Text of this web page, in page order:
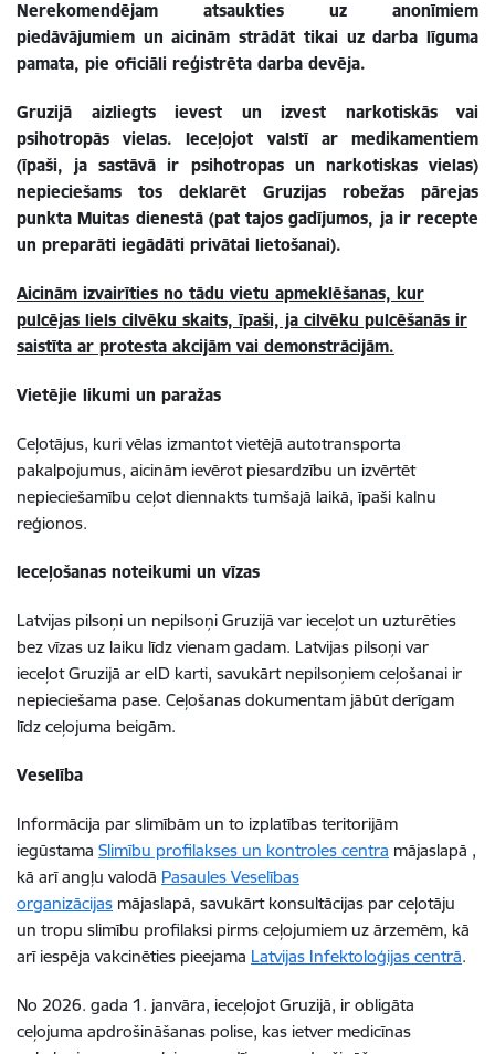
Nerekomendējam atsaukties uz anonīmiem
piedāvājumiem un aicinām strādāt tikai uz darba līguma
pamata, pie oficiāli reģistrēta darba devēja.
Gruzijā aizliegts ievest un izvest narkotiskās vai
psihotropās vielas. Ieceļojot valstī ar medikamentiem
(īpaši, ja sastāvā ir psihotropas un narkotiskas vielas)
nepieciešams tos deklarēt Gruzijas robežas pārejas
punkta Muitas dienestā (pat tajos gadījumos, ja ir recepte
un preparāti iegādāti privātai lietošanai).
Aicinām izvairīties no tādu vietu apmeklēšanas, kur
pulcējas liels cilvēku skaits, īpaši, ja cilvēku pulcēšanās ir
saistīta ar protesta akcijām vai demonstrācijām.
Vietējie likumi un paražas
Ceļotājus, kuri vēlas izmantot vietējā autotransporta
pakalpojumus, aicinām ievērot piesardzību un izvērtēt
nepieciešamību ceļot diennakts tumšajā laikā, īpaši kalnu
reģionos.
Ieceļošanas noteikumi un vīzas
Latvijas pilsoņi un nepilsoņi Gruzijā var ieceļot un uzturēties
bez vīzas uz laiku līdz vienam gadam. Latvijas pilsoņi var
ieceļot Gruzijā ar eID karti, savukārt nepilsoņiem ceļošanai ir
nepieciešama pase. Ceļošanas dokumentam jābūt derīgam
līdz ceļojuma beigām.
Veselība
Informācija par slimībām un to izplatības teritorijām
iegūstama Slimību profilakses un kontroles centra mājaslapā ,
kā arī angļu valodā Pasaules Veselības
organizācijas mājaslapā, savukārt konsultācijas par ceļotāju
un tropu slimību profilaksi pirms ceļojumiem uz ārzemēm, kā
arī iespēja vakcinēties pieejama Latvijas Infektoloģijas centrā.
No 2026. gada 1. janvāra, ieceļojot Gruzijā, ir obligāta
ceļojuma apdrošināšanas polise, kas ietver medicīnas